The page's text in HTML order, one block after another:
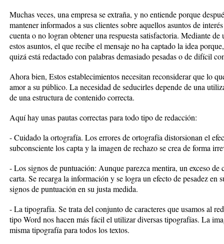
Muchas veces, una empresa se extraña, y no entiende porque
mantener informados a sus clientes sobre aquellos asuntos de
cuenta o no logran obtener una respuesta satisfactoria. Mediante
estos asuntos, el que recibe el mensaje no ha captado la idea
quizá está redactado con palabras demasiado pesadas o de difícil
Ahora bien, Estos establecimientos necesitan reconsiderar que lo
amor a su público. La necesidad de seducirles depende de una
de una estructura de contenido correcta.
Aquí hay unas pautas correctas para todo tipo de redacción:
- Cuidado la ortografía. Los errores de ortografía distorsionan el
subconsciente los capta y la imagen de rechazo se crea de forma
- Los signos de puntuación: Aunque parezca mentira, un exceso
carta. Se recarga la información y se logra un efecto de pesadez en
signos de puntuación en su justa medida.
- La tipografía. Se trata del conjunto de caracteres que usamos al
tipo Word nos hacen más fácil el utilizar diversas tipografías. La
misma tipografía para todos los textos.